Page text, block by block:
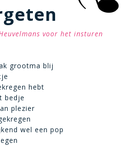
voor het insturen
grootma blij
hebt
bedje
plezier
wel een pop